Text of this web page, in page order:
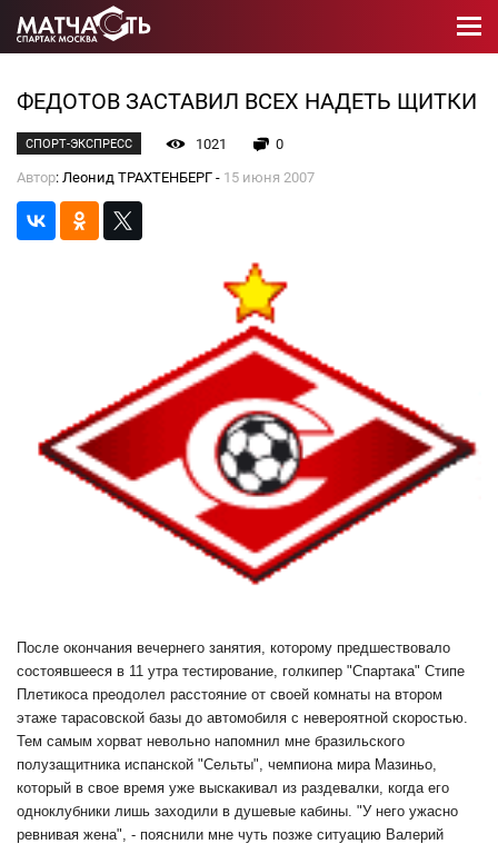
ФЕДОТОВ ЗАСТАВИЛ ВСЕХ НАДЕТЬ ЩИТКИ
СПОРТ-ЭКСПРЕСС 1021
0
Автор: Леонид ТРАХТЕНБЕРГ - 15 июня 2007
После окончания вечернего занятия, которому предшествовало
состоявшееся в 11 утра тестирование, голкипер "Спартака" Стипе
Плетикоса преодолел расстояние от своей комнаты на втором
этаже тарасовской базы до автомобиля с невероятной скоростью.
Тем самым хорват невольно напомнил мне бразильского
полузащитника испанской "Сельты", чемпиона мира Мазиньо,
который в свое время уже выскакивал из раздевалки, когда его
одноклубники лишь заходили в душевые кабины. "У него ужасно
ревнивая жена", - пояснили мне чуть позже ситуацию Валерий